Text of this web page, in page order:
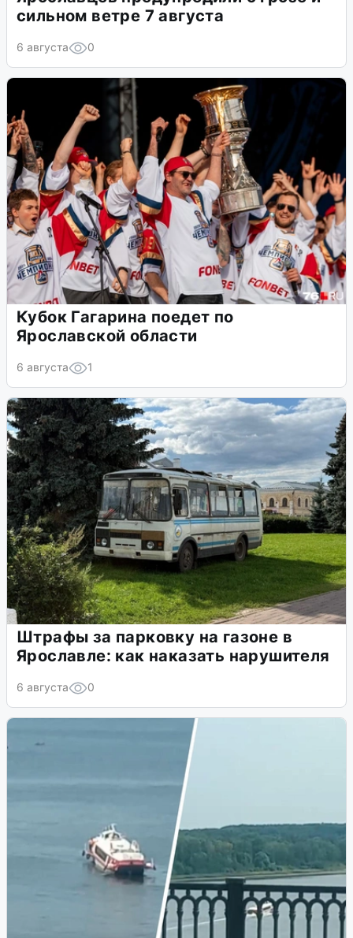
сильном ветре 7 августа
6 августа 0
Кубок Гагарина поедет по
Ярославской области
6 августа 1
Штрафы за парковку на газоне в
Ярославле: как наказать нарушителя
6 августа 0